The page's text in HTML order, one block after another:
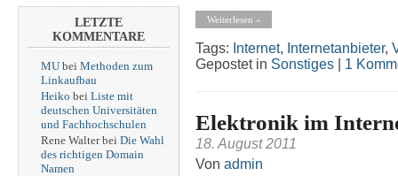
LETZTE
KOMMENTARE
MU bei Methoden zum
Linkaufbau
Heiko bei Liste mit
deutschen Universitäten
und Fachhochschulen
Rene Walter bei Die Wahl
des richtigen Domain
Namen
Weiterlesen »
Tags: Internet, Internetanbieter,
Gepostet in Sonstiges 1
Elektronik im
18. August 2011
Von admin